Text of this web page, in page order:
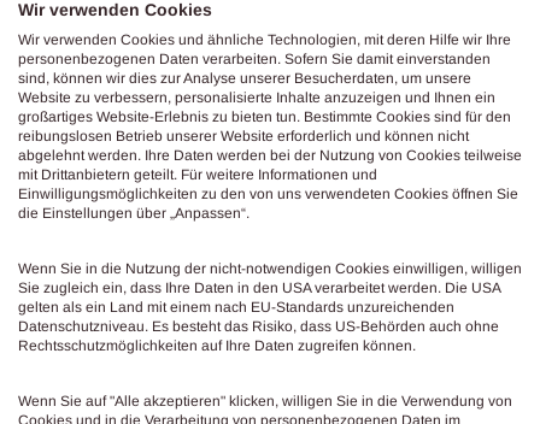
finkundzeisig– das bin ich. Frank Lemloh.
Ich begleite Menschen, Teams und
Organisationen dabei, neue Klarheit zu
gewinnen, Veränderungen wirksam zu
gestalten und Entwicklungsräume zu
eröffnen.
Coaching, Supervision, Teamentwicklung
und Führungskräftebegleitung.
Der Namefinkundzeisigist eine kleine
Musikwelt – und steht für mein Verständnis
Wir verwenden Cookies
Wir verwenden Cookies und ähnliche Technologien, mit deren Hilfe wir Ihre
personenbezogenen Daten verarbeiten. Sofern Sie damit einverstanden
sind, können wir dies zur Analyse unserer Besucherdaten, um unsere
Website zu verbessern, personalisierte Inhalte anzuzeigen und Ihnen ein
großartiges Website-Erlebnis zu bieten tun. Bestimmte Cookies sind für den
reibungslosen Betrieb unserer Website erforderlich und können nicht
abgelehnt werden. Ihre Daten werden bei der Nutzung von Cookies teilweise
mit Drittanbietern geteilt. Für weitere Informationen und
Einwilligungsmöglichkeiten zu den von uns verwendeten Cookies öffnen Sie
die Einstellungen über „Anpassen“.
Wenn Sie in die Nutzung der nicht-notwendigen Cookies einwilligen, willigen
Sie zugleich ein, dass Ihre Daten in den USA verarbeitet werden. Die USA
gelten als ein Land mit einem nach EU-Standards unzureichenden
Datenschutzniveau. Es besteht das Risiko, dass US-Behörden auch ohne
Rechtsschutzmöglichkeiten auf Ihre Daten zugreifen können.
Wenn Sie auf "Alle akzeptieren" klicken, willigen Sie in die Verwendung von
Cookies und in die Verarbeitung von personenbezogenen Daten im